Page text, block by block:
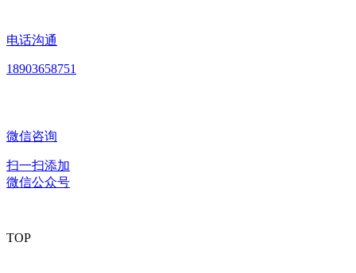
电话沟通
18903658751
微信咨询
扫一扫添加
微信公众号
TOP